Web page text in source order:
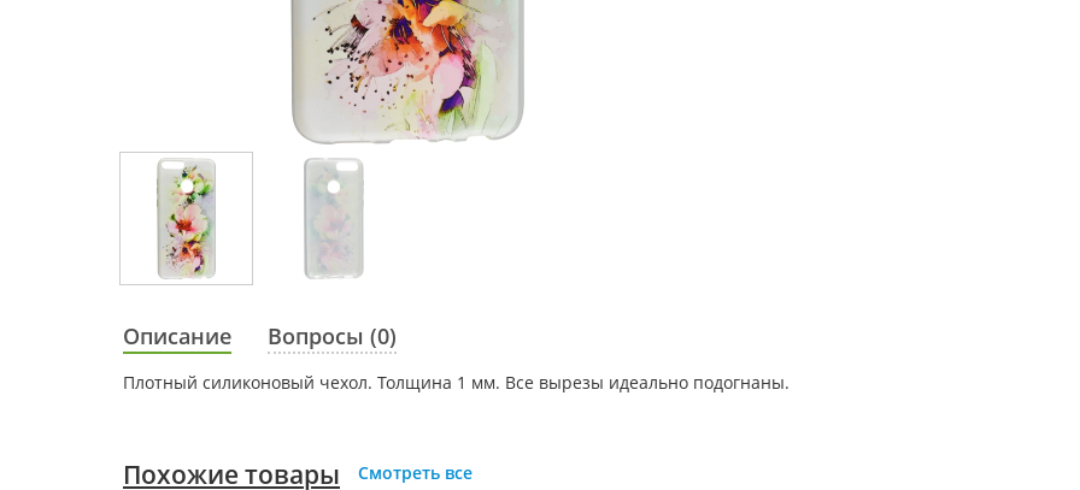
Описание Вопросы (0)
Плотный силиконовый чехол. Толщина 1 мм. Все вырезы идеально подогнаны.
Похожие товары Смотреть все